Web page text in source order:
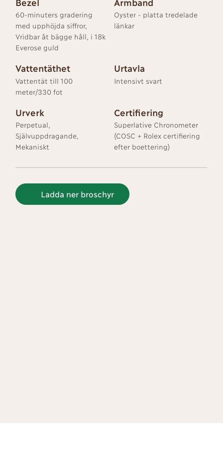
60-minuters gradering
med upphöjda siffror,
Vridbar åt bägge håll, i 18k
Everose guld
Oyster - platta tredelade
länkar
Vattentäthet
Vattentät till 100
meter/330 fot
Urtavla
Intensivt svart
Urverk
Perpetual,
Självuppdragande,
Mekaniskt
Certifiering
Superlative Chronometer
(COSC + Rolex certifiering
efter boettering)
Ladda ner broschyr